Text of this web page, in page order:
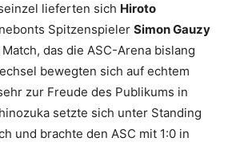
lieferten sich Hiroto
Spitzenspieler Simon Gauzy
das die ASC-Arena bislang
bewegten sich auf echtem
zur Freude des Publikums in
setzte sich unter Standing
und brachte den ASC mit 1:0 in